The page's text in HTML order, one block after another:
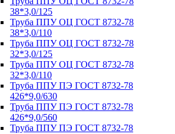
38*3,0/125
Труба ППУ ОЦ ГОСТ 8732-78
38*3,0/110
Труба ППУ ОЦ ГОСТ 8732-78
32*3,0/125
Труба ППУ ОЦ ГОСТ 8732-78
32*3,0/110
Труба ППУ ПЭ ГОСТ 8732-78
426*9,0/630
Труба ППУ ПЭ ГОСТ 8732-78
426*9,0/560
Труба ППУ ПЭ ГОСТ 8732-78